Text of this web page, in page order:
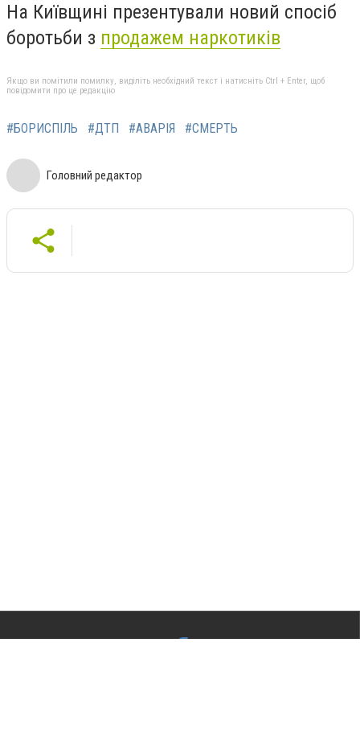
На Київщині презентували новий спосіб
боротьби з продажем наркотиків
Якщо ви помітили помилку, виділіть необхідний текст і натисніть Ctrl + Enter, щоб
повідомити про це редакцію
#БОРИСПІЛЬ #ДТП #АВАРІЯ #СМЕРТЬ
Головний редактор